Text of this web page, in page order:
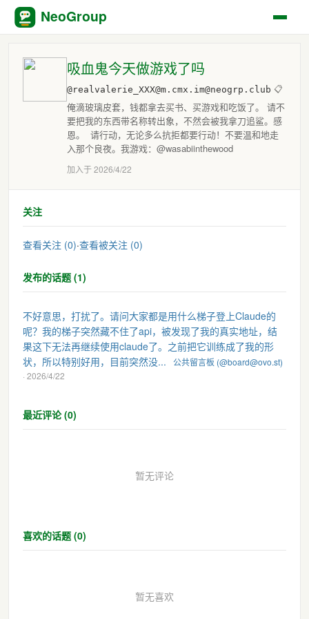
NeoGroup
吸血鬼今天做游戏了吗
@realvalerie_XXX@m.cmx.im@neogrp.club 📋
俺滴玻璃皮套，钱都拿去买书、买游戏和吃饭了。 请不
要把我的东西带名称转出象，不然会被我拿刀追鲨。感
恩。 请行动，无论多么抗拒都要行动！不要温和地走
入那个良夜。我游戏：@wasabiinthewood
加入于 2026/4/22
关注
查看关注 (0)·查看被关注 (0)
发布的话题 (1)
不好意思，打扰了。请问大家都是用什么梯子登上Claude的
呢？我的梯子突然藏不住了api，被发现了我的真实地址，结
果这下无法再继续使用claude了。之前把它训练成了我的形
状，所以特别好用，目前突然没...
公共留言板 (@board@ovo.st)
· 2026/4/22
最近评论 (0)
暂无评论
喜欢的话题 (0)
暂无喜欢